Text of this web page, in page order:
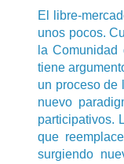
El libre-
unos pocos.
la
tiene
un proceso de
nuevo
participativos.
que
surgiendo